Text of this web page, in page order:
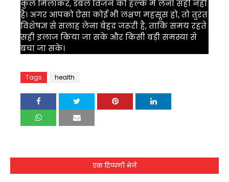
कुल मिलाकर, डबल विजन को हल्के में लेना सही नहीं
है। अगर आपको ऐसा कोई भी लक्षण महसूस हो, तो तुरंत
विशेषज्ञ से सलाह लेना बेहद जरूरी है, ताकि समय रहते
सही इलाज किया जा सके और किसी बड़ी समस्या से
बचा जा सके।
Tags health
एक टिप्पणी भेजें